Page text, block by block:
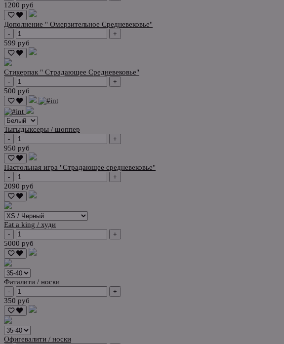
1200 руб
Дополнение " Омерзительное Средневековье"
- +
599 руб
Стикерпак " Страдающее Средневековье"
- +
500 руб
Тыгыдыксеры / шоппер
- +
950 руб
Настольная игра "Страдающее средневековье"
- +
2090 руб
Eat a king / худи
- +
5000 руб
Фаталити / носки
- +
350 руб
Офигевалити / носки